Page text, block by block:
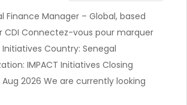
Finance Manager – Global, based
CDI Connectez-vous pour marquer
Initiatives Country: Senegal
IMPACT Initiatives Closing
Aug 2026 We are currently looking